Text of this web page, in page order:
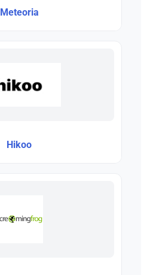
Meteoria
Hikoo